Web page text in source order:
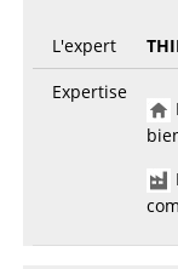
L'expert
Expertise